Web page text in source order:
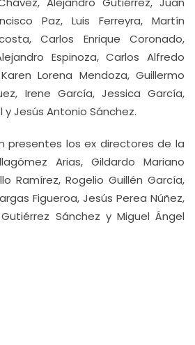
Paz, Luis Ferreyra, Martín
Carlos Enrique Coronado,
Espinoza, Carlos Alfredo
Lorena Mendoza, Guillermo
Irene García, Jessica García,
Jesús Antonio Sánchez.
presentes los ex directores de la
Arias, Gildardo Mariano
Ramírez, Rogelio Guillén García,
Figueroa, Jesús Perea Núñez,
Sánchez y Miguel Ángel